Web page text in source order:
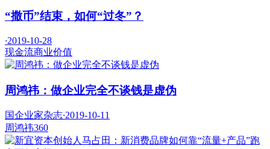
“撒币”结束，如何“过冬”？
·2019-10-28
现金流商业价值
周鸿祎：做企业完全不谈钱是虚伪
国企业家杂志·2019-10-11
周鸿祎360